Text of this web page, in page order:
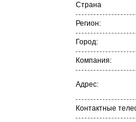
Страна
Регион:
Город:
Компания:
Адрес:
Контактные